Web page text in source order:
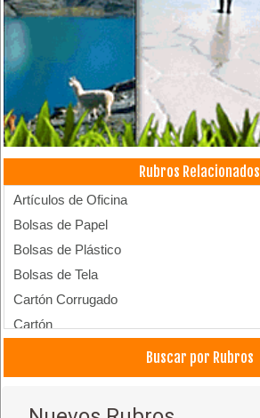
Rubros Relacionados
Artículos de Oficina
Bolsas de Papel
Bolsas de Plástico
Bolsas de Tela
Cartón Corrugado
Cartón
Embalajes
Buscar por Rubros